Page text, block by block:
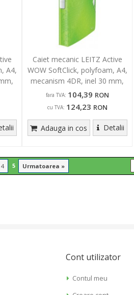
A4,
Caiet mecanic LEITZ Active
WOW SoftClick, polyfoam, A4,
mecanism 4DR, inel 30 mm,
verde
fara TVA: 104,39 RON
cu TVA: 124,23 RON
Adauga in cos Detalii
4 5 Urmatoarea »
Cont utilizator
Contul meu